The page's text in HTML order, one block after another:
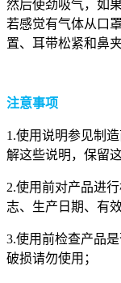
然后使劲吸气，如
若感觉有气体从口
置、耳带松紧和鼻
注意事项
1.使用说明参见制
解这些说明，保留
2.使用前对产品进
志、生产日期、有
3.使用前检查产品
破损请勿使用；